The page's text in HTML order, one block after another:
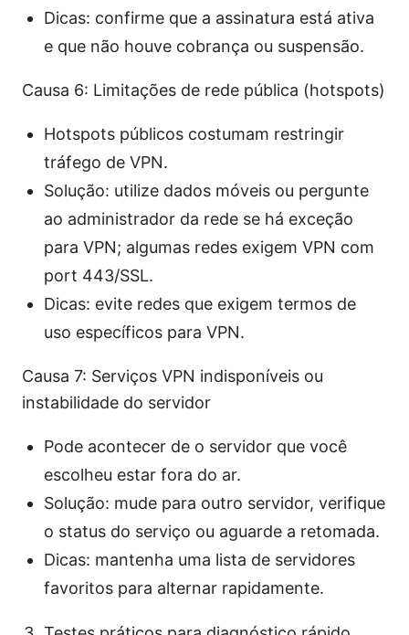
Dicas: confirme que a assinatura está ativa
e que não houve cobrança ou suspensão.
Causa 6: Limitações de rede pública (hotspots)
Hotspots públicos costumam restringir
tráfego de VPN.
Solução: utilize dados móveis ou pergunte
ao administrador da rede se há exceção
para VPN; algumas redes exigem VPN com
port 443/SSL.
Dicas: evite redes que exigem termos de
uso específicos para VPN.
Causa 7: Serviços VPN indisponíveis ou
instabilidade do servidor
Pode acontecer de o servidor que você
escolheu estar fora do ar.
Solução: mude para outro servidor, verifique
o status do serviço ou aguarde a retomada.
Dicas: mantenha uma lista de servidores
favoritos para alternar rapidamente.